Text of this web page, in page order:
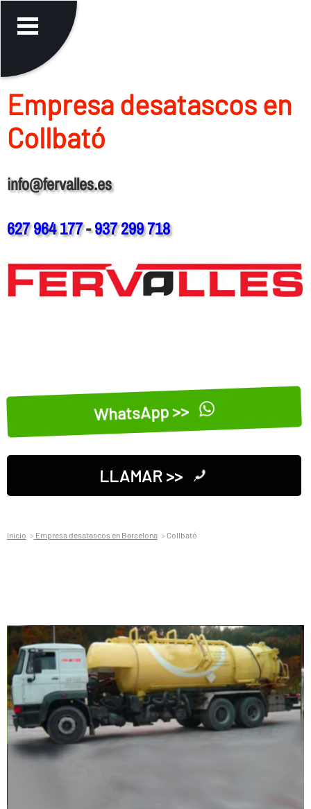
Empresa desatascos en
Collbató
info@fervalles.es
627 964 177-937 299 718
WhatsApp >>
LLAMAR >>
Inicio Empresa desatascos en Barcelona Collbató